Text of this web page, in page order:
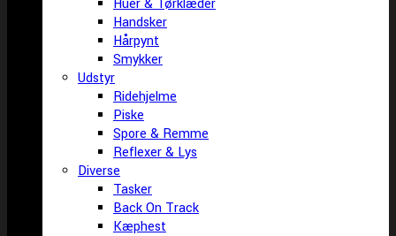
Huer & Tørklæder
Handsker
Hårpynt
Smykker
Udstyr
Ridehjelme
Piske
Spore & Remme
Reflexer & Lys
Diverse
Tasker
Back On Track
Kæphest